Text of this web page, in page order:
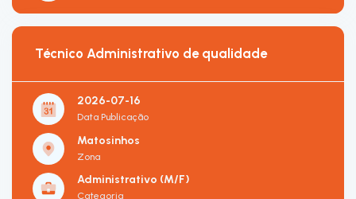
Técnico Administrativo de qualidade
2026-07-16
Data Publicação
Matosinhos
Zona
Administrativo (M/F)
Categoria